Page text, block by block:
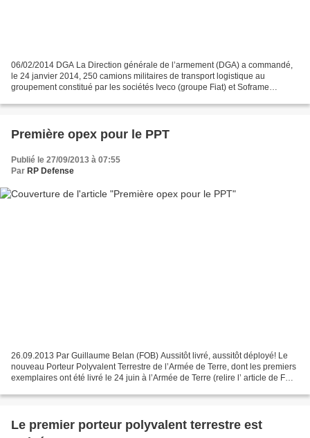
06/02/2014 DGA La Direction générale de l’armement (DGA) a commandé,
le 24 janvier 2014, 250 camions militaires de transport logistique au
groupement constitué par les sociétés Iveco (groupe Fiat) et Soframe
Première opex pour le PPT
Publié le 27/09/2013 à 07:55
Par RP Defense
26.09.2013 Par Guillaume Belan (FOB) Aussitôt livré, aussitôt déployé! Le
nouveau Porteur Polyvalent Terrestre de l’Armée de Terre, dont les premiers
exemplaires ont été livré le 24 juin à l’Armée de Terre (relire l’ article de FOB
Le premier porteur polyvalent terrestre est